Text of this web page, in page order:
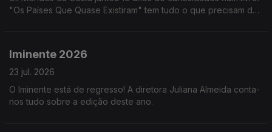
"Os Países Que Quase Existiram" tem tudo o que precisam de
Iminente 2026
23 jul. 2026
O Iminente está de regresso! A diretora Juliana Almeida conta-
nos tudo sobre a edição deste ano.